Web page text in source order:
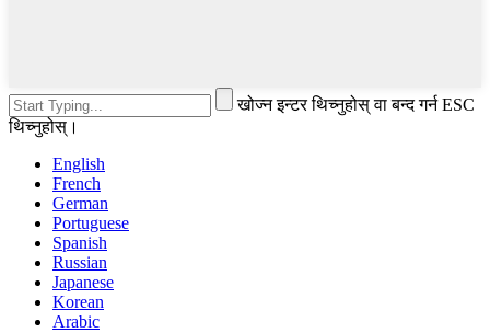
खोज्न इन्टर थिच्नुहोस् वा बन्द गर्न ESC
थिच्नुहोस्।
English
French
German
Portuguese
Spanish
Russian
Japanese
Korean
Arabic